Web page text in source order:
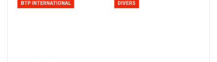
BTP INTERNATIONAL DIVERS